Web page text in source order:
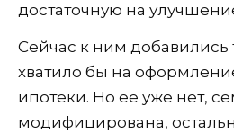
достаточную на
Сейчас к ним добавились
хватило бы на
ипотеки. Но ее уже нет,
модифицирована,